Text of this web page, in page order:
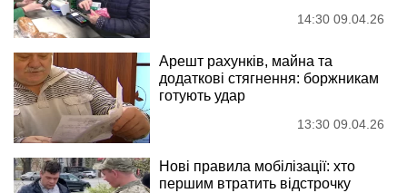
14:30 09.04.26
Арешт рахунків, майна та
додаткові стягнення: боржникам
готують удар
13:30 09.04.26
Нові правила мобілізації: хто
першим втратить відстрочку